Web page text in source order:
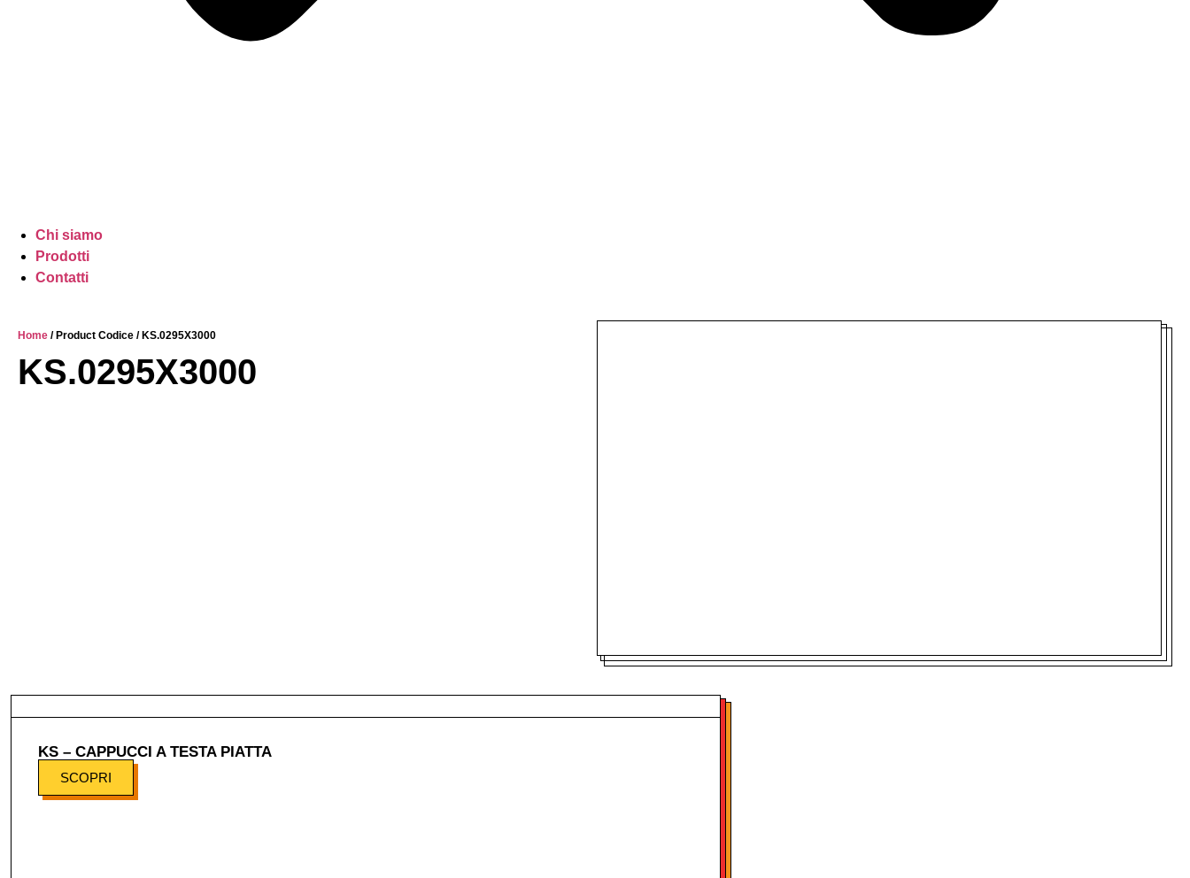
Chi siamo
Prodotti
Contatti
Home / Product Codice / KS.0295X3000
KS.0295X3000
KS – CAPPUCCI A TESTA PIATTA
SCOPRI